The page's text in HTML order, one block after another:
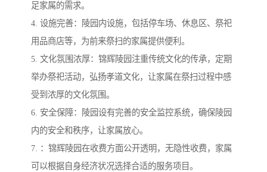
足家属的需求。
4. 设施完善：陵园内设施，包括停车场、休息区、祭祀
用品商店等，为前来祭扫的家属提供便利。
5. 文化氛围浓厚：锦辉陵园注重传统文化的传承，定期
举办祭祀活动，弘扬孝道文化，让家属在祭扫过程中感
受到浓厚的文化氛围。
6. 安全保障：陵园设有完善的安全监控系统，确保陵园
内的安全和秩序，让家属放心。
7. ：锦辉陵园在收费方面公开透明，无隐性收费，家属
可以根据自身经济状况选择合适的服务项目。